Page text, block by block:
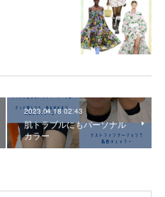
2023.04.18 02:43
肌トラブルにもパーソナル
カラー